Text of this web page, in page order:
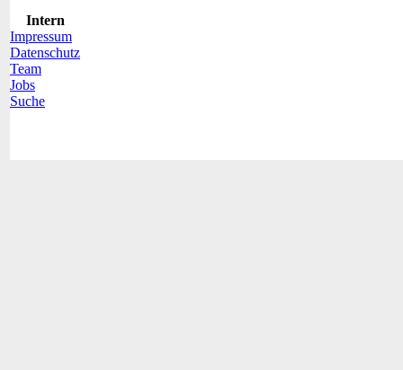
Intern
Impressum
Datenschutz
Team
Jobs
Suche